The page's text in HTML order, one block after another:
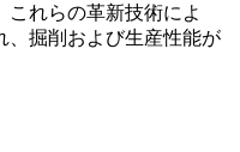
れらの革新技術によ
、掘削および生産性能が